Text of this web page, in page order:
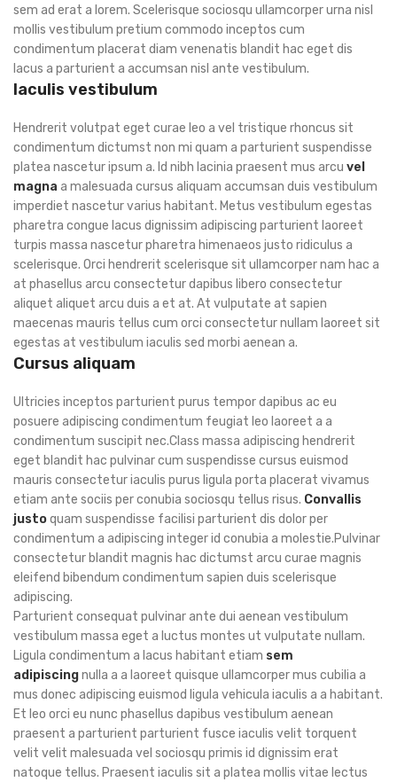
sem ad erat a lorem. Scelerisque sociosqu ullamcorper urna nisl
mollis vestibulum pretium commodo inceptos cum
condimentum placerat diam venenatis blandit hac eget dis
lacus a parturient a accumsan nisl ante vestibulum.
Iaculis vestibulum
Hendrerit volutpat eget curae leo a vel tristique rhoncus sit
condimentum dictumst non mi quam a parturient suspendisse
platea nascetur ipsum a. Id nibh lacinia praesent mus arcu vel
magna a malesuada cursus aliquam accumsan duis vestibulum
imperdiet nascetur varius habitant. Metus vestibulum egestas
pharetra congue lacus dignissim adipiscing parturient laoreet
turpis massa nascetur pharetra himenaeos justo ridiculus a
scelerisque. Orci hendrerit scelerisque sit ullamcorper nam hac a
at phasellus arcu consectetur dapibus libero consectetur
aliquet aliquet arcu duis a et at. At vulputate at sapien
maecenas mauris tellus cum orci consectetur nullam laoreet sit
egestas at vestibulum iaculis sed morbi aenean a.
Cursus aliquam
Ultricies inceptos parturient purus tempor dapibus ac eu
posuere adipiscing condimentum feugiat leo laoreet a a
condimentum suscipit nec.Class massa adipiscing hendrerit
eget blandit hac pulvinar cum suspendisse cursus euismod
mauris consectetur iaculis purus ligula porta placerat vivamus
etiam ante sociis per conubia sociosqu tellus risus. Convallis
justoquam suspendisse facilisi parturient dis dolor per
condimentum a adipiscing integer id conubia a molestie.Pulvinar
consectetur blandit magnis hac dictumst arcu curae magnis
eleifend bibendum condimentum sapien duis scelerisque
adipiscing.
Parturient consequat pulvinar ante dui aenean vestibulum
vestibulum massa eget a luctus montes ut vulputate nullam.
Ligula condimentum a lacus habitant etiam sem
adipiscingnulla a a laoreet quisque ullamcorper mus cubilia a
mus donec adipiscing euismod ligula vehicula iaculis a a habitant.
Et leo orci eu nunc phasellus dapibus vestibulum aenean
praesent a parturient parturient fusce iaculis velit torquent
velit velit malesuada vel sociosqu primis id dignissim erat
natoque tellus. Praesent iaculis sit a platea mollis vitae lectus